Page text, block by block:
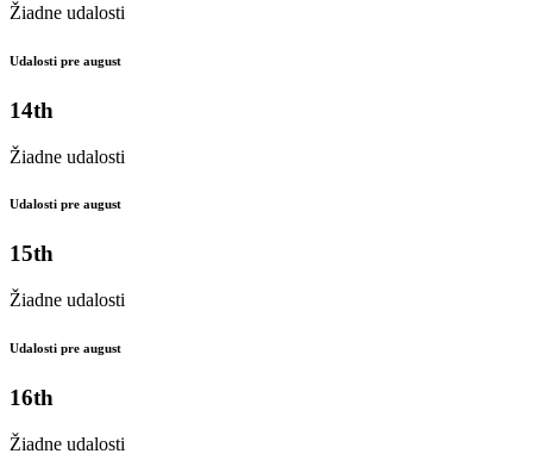
Žiadne udalosti
Udalosti pre august
14th
Žiadne udalosti
Udalosti pre august
15th
Žiadne udalosti
Udalosti pre august
16th
Žiadne udalosti